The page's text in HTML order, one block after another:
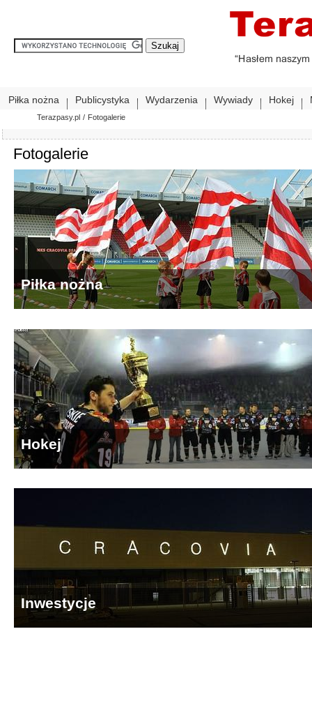
Piłka nożna Publicystyka Wydarzenia Wywiady Hokej
Terazpasy.pl / Fotogalerie
Fotogalerie
Piłka nożna
Hokej
Inwestycje